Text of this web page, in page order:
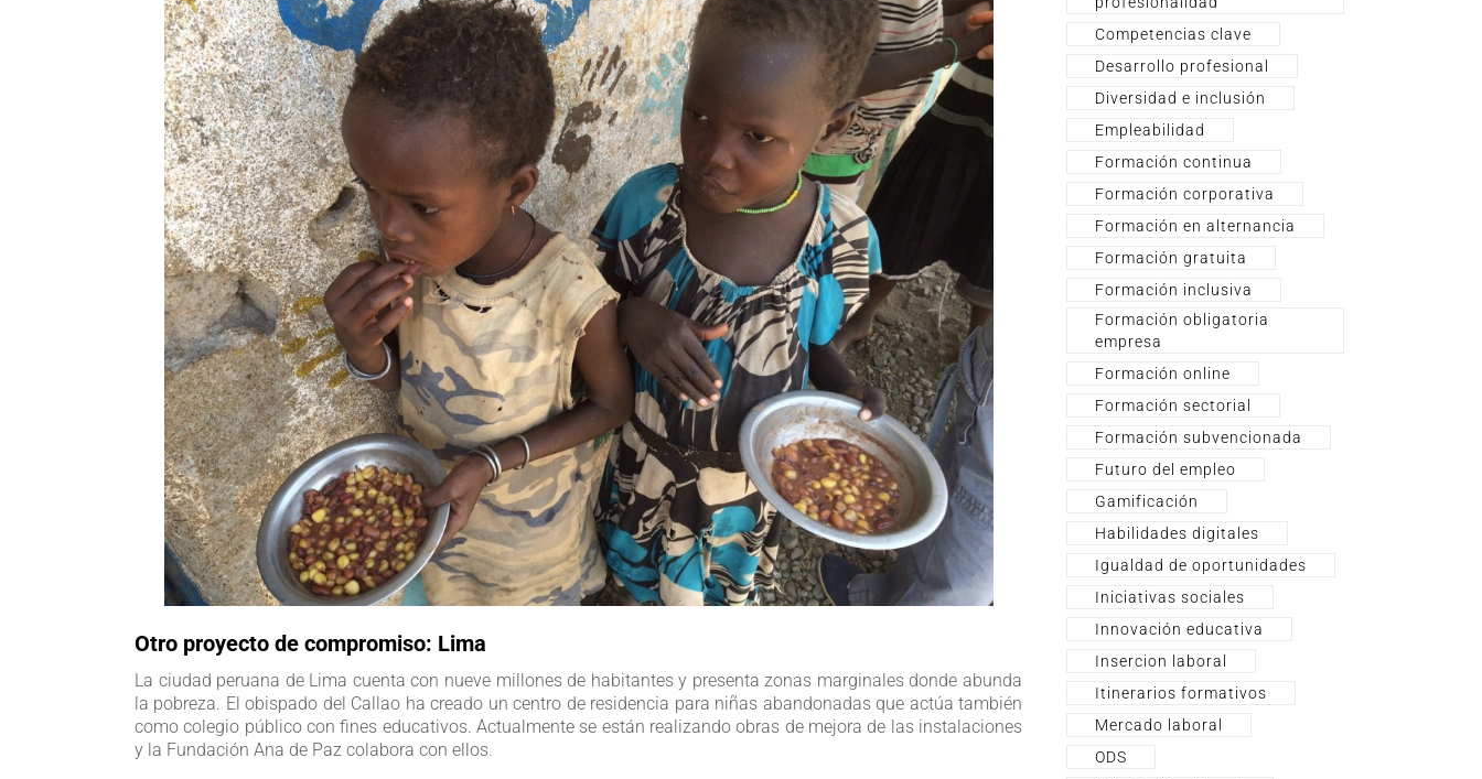
Otro proyecto de compromiso: Lima
La ciudad peruana de Lima cuenta con nueve millones de habitantes y presenta zonas marginales donde abunda
la pobreza. El obispado del Callao ha creado un centro de residencia para niñas abandonadas que actúa también
como colegio público con fines educativos. Actualmente se están realizando obras de mejora de las instalaciones
y la Fundación Ana de Paz colabora con ellos.
Competencias clave
Desarrollo profesional
Diversidad e inclusión
Empleabilidad
Formación continua
Formación corporativa
Formación en alternancia
Formación gratuita
Formación inclusiva
Formación obligatoria
empresa
Formación online
Formación sectorial
Formación subvencionada
Futuro del empleo
Gamificación
Habilidades digitales
Igualdad de oportunidades
Iniciativas sociales
Innovación educativa
Insercion laboral
Itinerarios formativos
Mercado laboral
ODS